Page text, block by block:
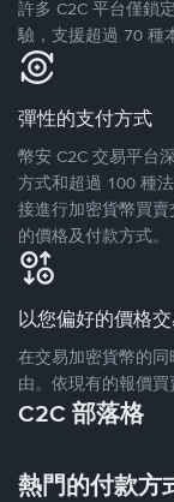
許多 C2C 平台僅鎖
驗，支援超過 70 種
彈性的支付方式
幣安 C2C 交易平台
方式和超過 100 種
接進行加密貨幣買
的價格及付款方式。
以您偏好的價格
在交易加密貨幣的
由。依現有的報價買
C2C 部落格
熱門的付款方